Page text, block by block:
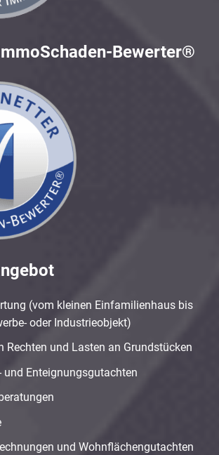
Bewerter®
(vom kleinen Einfamilienhaus bis
oder Industrieobjekt)
Rechten und Lasten an Grundstücken
und Enteignungsgutachten
und Wohnflächengutachten